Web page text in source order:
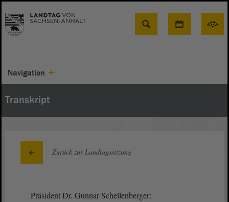
Suche
Navigation
Transkript
Zurück zur Landtagssitzung
Präsident Dr. Gunnar Schellenberger: